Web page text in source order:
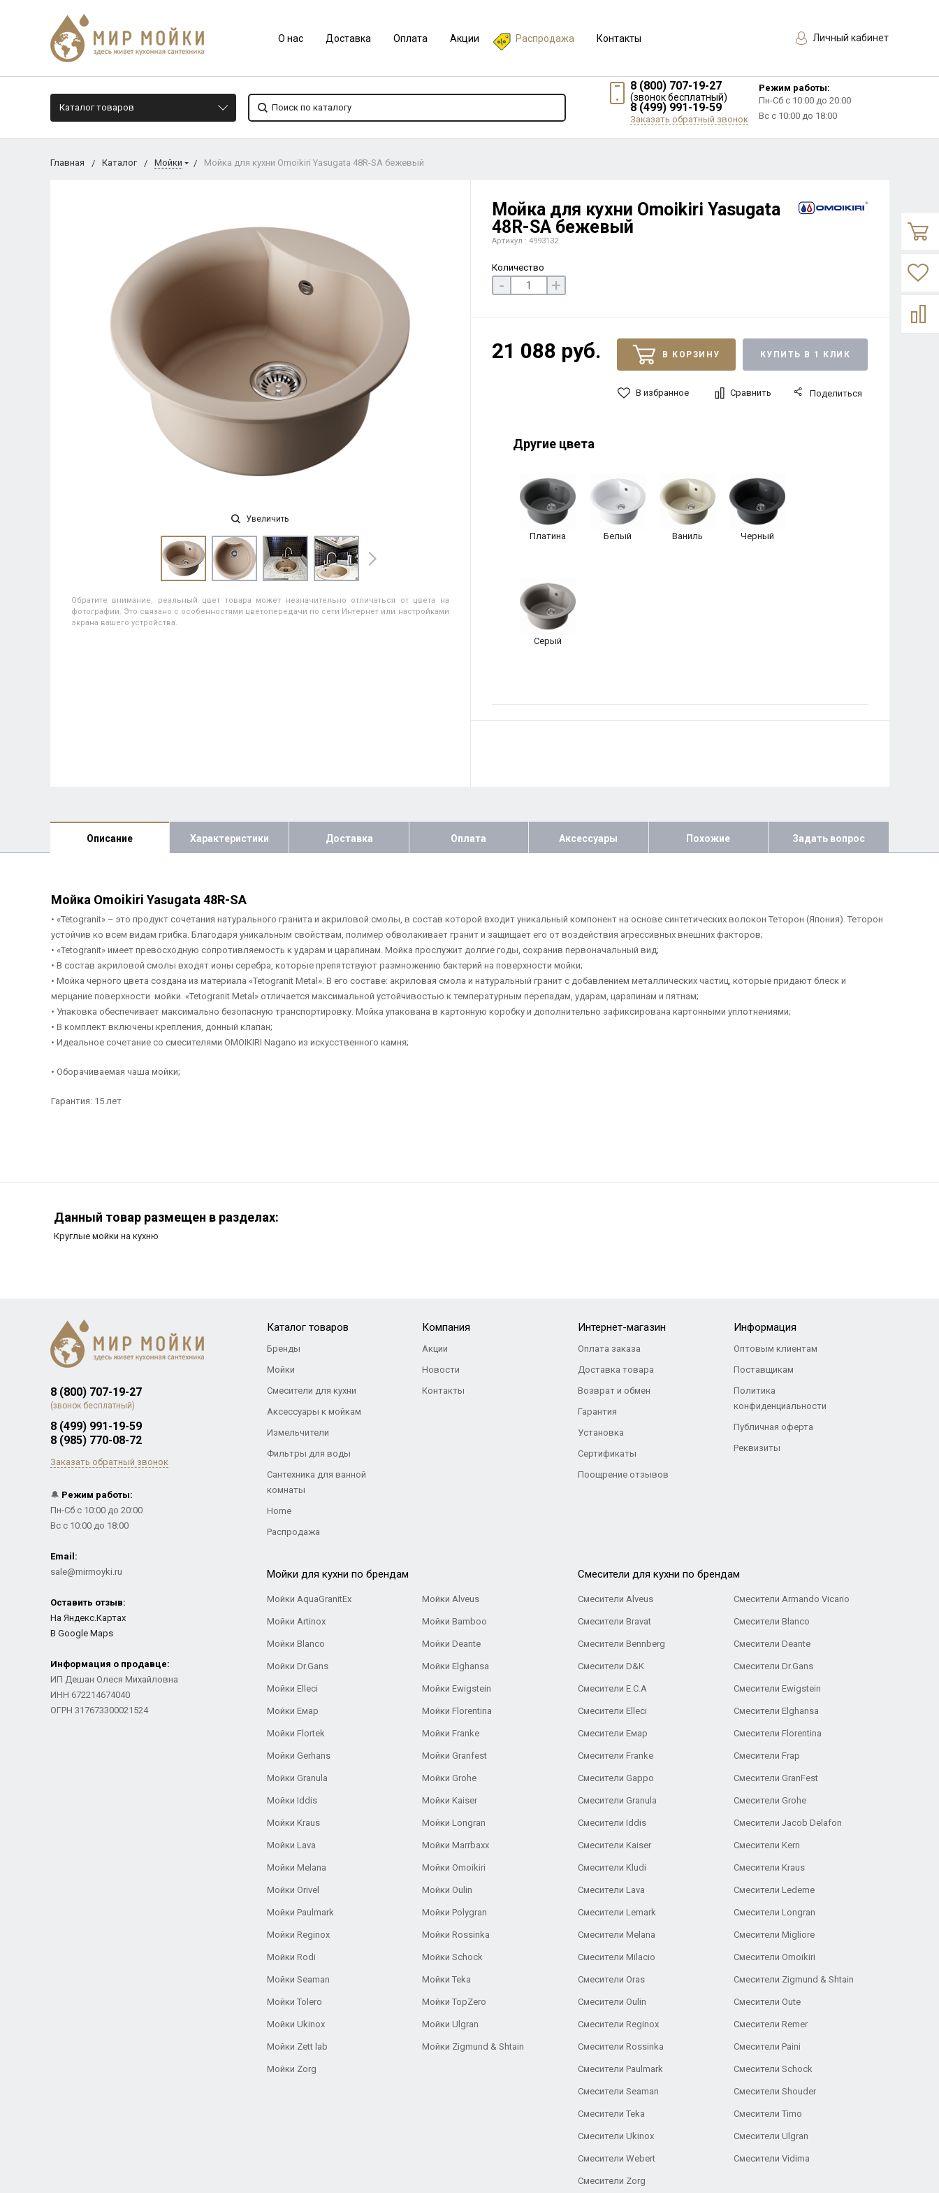
О нас Доставка Оплата Акции Распродажа Контакты Личный кабинет
Каталог товаров
8 (800) 707-19-27
(звонок бесплатный)
8 (499) 991-19-59
Заказать обратный звонок
Режим работы:
Пн-Сб с 10:00 до 20:00
Вс с 10:00 до 18:00
Главная Каталог Мойки Мойка для кухни Omoikiri Yasugata 48R-SA бежевый
Увеличить
Обратите внимание, реальный цвет товара может незначительно отличаться от цвета на
фотографии. Это связано с особенностями цветопередачи по сети Интернет или настройками
экрана вашего устройства.
Мойка для кухни Omoikiri Yasugata
48R-SA бежевый
Артикул : 4993132
Количество
- +
21 088 руб. В КОРЗИНУ КУПИТЬ В 1 КЛИК
В избранное Сравнить Поделиться
Другие цвета
Платина Белый Ваниль Черный
Серый
Описание Характеристики Доставка Оплата Аксессуары Похожие Задать вопрос
Мойка Omoikiri Yasugata 48R-SA
• «Tetogranit» – это продукт сочетания натурального гранита и акриловой смолы, в состав которой входит уникальный компонент на основе синтетических волокон Теторон (Япония). Теторон
устойчив ко всем видам грибка. Благодаря уникальным свойствам, полимер обволакивает гранит и защищает его от воздействия агрессивных внешних факторов;
• «Tetogranit» имеет превосходную сопротивляемость к ударам и царапинам. Мойка прослужит долгие годы, сохранив первоначальный вид;
• В состав акриловой смолы входят ионы серебра, которые препятствуют размножению бактерий на поверхности мойки;
• Мойка черного цвета создана из материала «Tetogranit Metal». В его составе: акриловая смола и натуральный гранит с добавлением металлических частиц, которые придают блеск и
мерцание поверхности мойки. «Tetogranit Metal» отличается максимальной устойчивостью к температурным перепадам, ударам, царапинам и пятнам;
• Упаковка обеспечивает максимально безопасную транспортировку. Мойка упакована в картонную коробку и дополнительно зафиксирована картонными уплотнениями;
• В комплект включены крепления, донный клапан;
• Идеальное сочетание со смесителями OMOIKIRI Nagano из искусственного камня;
• Оборачиваемая чаша мойки;
Гарантия: 15 лет
Данный товар размещен в разделах:
Круглые мойки на кухню
8 (800) 707-19-27
(звонок бесплатный)
8 (499) 991-19-59
8 (985) 770-08-72
Заказать обратный звонок
🔔 Режим работы:
Пн-Сб с 10:00 до 20:00
Вс с 10:00 до 18:00
Email:
sale@mirmoyki.ru
Оставить отзыв:
На Яндекс.Картах
В Google Maps
Информация о продавце:
ИП Дешан Олеся Михайловна
ИНН 672214674040
ОГРН 317673300021524
Каталог товаров
Бренды
Мойки
Смесители для кухни
Аксессуары к мойкам
Измельчители
Фильтры для воды
Сантехника для ванной
комнаты
Home
Распродажа
Компания
Акции
Новости
Контакты
Интернет-магазин
Оплата заказа
Доставка товара
Возврат и обмен
Гарантия
Установка
Сертификаты
Поощрение отзывов
Информация
Оптовым клиентам
Поставщикам
Политика
конфиденциальности
Публичная оферта
Реквизиты
Мойки для кухни по брендам
Мойки AquaGranitEx Мойки Alveus
Мойки Artinox Мойки Bamboo
Мойки Blanco Мойки Deante
Мойки Dr.Gans Мойки Elghansa
Мойки Elleci Мойки Ewigstein
Мойки Емар Мойки Florentina
Мойки Flortek Мойки Franke
Мойки Gerhans Мойки Granfest
Мойки Granula Мойки Grohe
Мойки Iddis Мойки Kaiser
Мойки Kraus Мойки Longran
Мойки Lava Мойки Marrbaxx
Мойки Melana Мойки Omoikiri
Мойки Orivel Мойки Oulin
Мойки Paulmark Мойки Polygran
Мойки Reginox Мойки Rossinka
Мойки Rodi Мойки Schock
Мойки Seaman Мойки Teka
Мойки Tolero Мойки TopZero
Мойки Ukinox Мойки Ulgran
Мойки Zett lab Мойки Zigmund & Shtain
Мойки Zorg
Cмесители для кухни по брендам
Смесители Alveus Смесители Armando Vicario
Смесители Bravat Смесители Blanco
Смесители Bennberg Смесители Deante
Смесители D&K Смесители Dr.Gans
Смесители E.C.A Cмесители Ewigstein
Смесители Elleci Смесители Elghansa
Смесители Емар Смесители Florentina
Смесители Franke Смесители Frap
Смесители Gappo Смесители GranFest
Смесители Granula Смесители Grohe
Смесители Iddis Смесители Jacob Delafon
Смесители Kaiser Смесители Kern
Смесители Kludi Смесители Kraus
Смесители Lava Смесители Ledeme
Смесители Lemark Смесители Longran
Смесители Melana Смесители Migliore
Смесители Milacio Смесители Omoikiri
Смесители Oras Смесители Zigmund & Shtain
Смесители Oulin Смесители Oute
Смесители Reginox Смесители Remer
Смесители Rossinka Смесители Paini
Смесители Paulmark Смесители Schock
Смесители Seaman Смесители Shouder
Смесители Teka Смесители Timo
Смесители Ukinox Смесители Ulgran
Смесители Webert Смесители Vidima
Смесители Zorg